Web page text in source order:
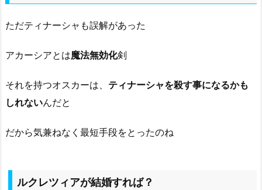
ただティナーシャも誤解があった
アカーシアとは魔法無効化剣
それを持つオスカーは、 ティナーシャを殺す事になるかも
しれないんだと
だから気兼ねなく最短手段をとったのね
ルクレツィアが結婚すれば？